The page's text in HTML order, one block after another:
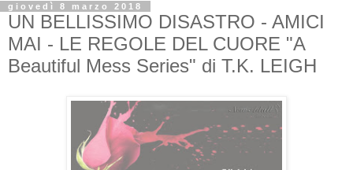
giovedì 8 marzo 2018
UN BELLISSIMO DISASTRO - AMICI
MAI - LE REGOLE DEL CUORE "A
Beautiful Mess Series" di T.K. LEIGH